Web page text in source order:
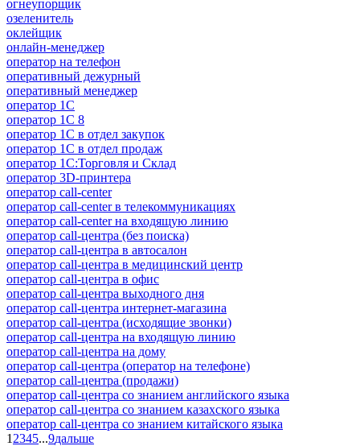
огнеупорщик
озеленитель
оклейщик
онлайн-менеджер
опeрaтoр нa тeлeфoн
оперативный дежурный
оперативный менеджер
оператор 1C
оператор 1С 8
оператор 1С в отдел закупок
оператор 1С в отдел продаж
оператор 1С:Торговля и Склад
оператор 3D-принтера
оператор call-center
оператор call-center в телекоммуникациях
оператор call-center на входящую линию
оператор call-центра (без поиска)
оператор call-центра в автосалон
оператор call-центра в медицинский центр
оператор call-центра в офис
оператор call-центра выходного дня
оператор call-центра интернет-магазина
оператор call-центра (исходящие звонки)
оператор call-центра на входящую линию
оператор call-центра на дому
оператор call-центра (оператор на телефоне)
оператор call-центра (продажи)
оператор call-центра со знанием английского языка
оператор call-центра со знанием казахского языка
оператор call-центра со знанием китайского языка
1 2345...9дальше